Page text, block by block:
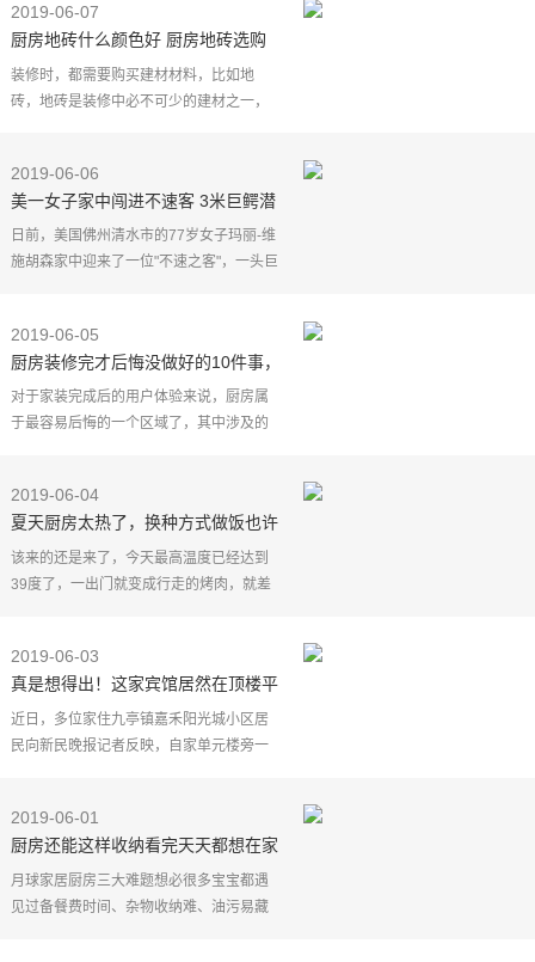
是厨房门没有选择
2019-06-07
厨房地砖什么颜色好 厨房地砖选购
技巧
装修时，都需要购买建材材料，比如地
砖，地砖是装修中必不可少的建材之一，
颜色好及厨房地砖选
2019-06-06
美一女子家中闯进不速客 3米巨鳄潜
入厨房
日前，美国佛州清水市的77岁女子玛丽-维
施胡森家中迎来了一位"不速之客"，一头巨
醒，一开始还以为是家
2019-06-05
厨房装修完才后悔没做好的10件事，
还没装修的赶快来了解一下
对于家装完成后的用户体验来说，厨房属
于最容易后悔的一个区域了，其中涉及的
哪些需要注意的事
2019-06-04
夏天厨房太热了，换种方式做饭也许
能降温！
该来的还是来了，今天最高温度已经达到
39度了，一出门就变成行走的烤肉，就差
说，夏日里的厨房简
2019-06-03
真是想得出！这家宾馆居然在顶楼平
台搭了个违建厨房
近日，多位家住九亭镇嘉禾阳光城小区居
民向新民晚报记者反映，自家单元楼旁一
烟全飘到家里，让
2019-06-01
厨房还能这样收纳看完天天都想在家
做饭
月球家居厨房三大难题想必很多宝宝都遇
见过备餐费时间、杂物收纳难、油污易藏